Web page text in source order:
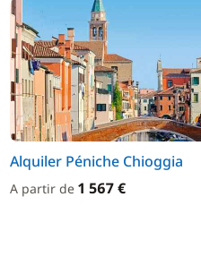
Alquiler Péniche Chioggia
A partir de 1 567 €